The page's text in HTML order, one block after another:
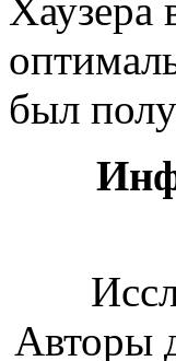
Хаузера
был
Авторы